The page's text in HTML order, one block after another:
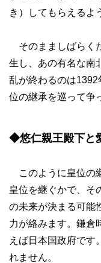
き）してもらえるよ
そのまましばらく
生し、あの有名な南
乱が終わるのは
位の継承を巡って争
◆悠仁親王殿下と
このように皇位の
皇位を継ぐかで、そ
の未来が決まる可能
力が絡みます。鎌倉
えば日本国政府です
れません。